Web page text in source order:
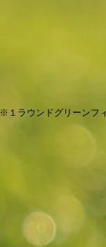
​※１ラウンドグリーンフ